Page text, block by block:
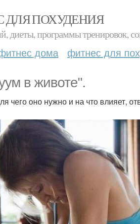
ДЛЯ ПОХУДЕНИЯ
диеты, программы тренировок,
дома фитнес для
в животе".
чего оно нужно и на что влияет,